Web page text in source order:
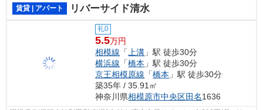
賃貸 | アパート リバーサイド清水
礼0
5.5万円
相模線 「 上溝 」駅 徒歩30分
横浜線 「橋本 」駅 徒歩30分
京王相模原線 「橋本 」駅 徒歩30分
築35年 / 35.91㎡
神奈川県相模原市中央区田名1636